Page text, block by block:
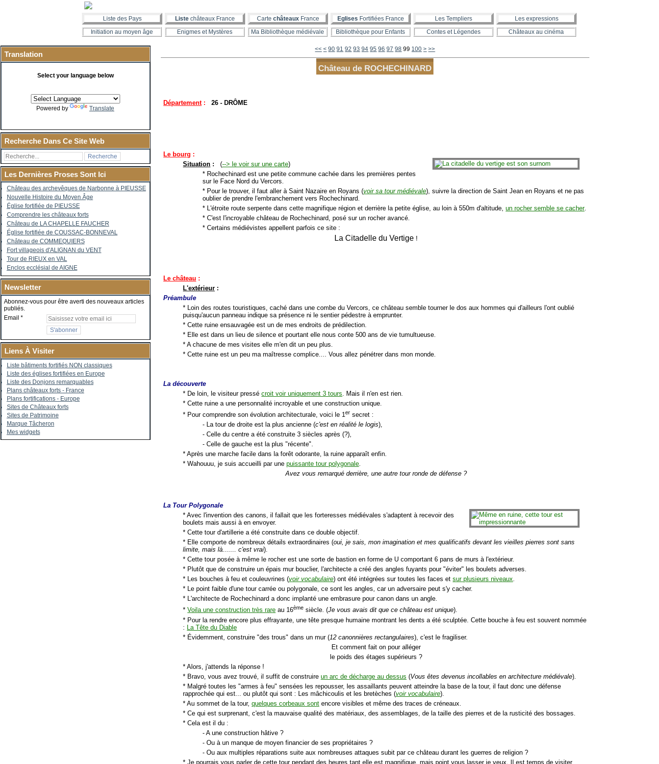
Liste des Pays Liste châteaux France Carte châteauxFrance Eglises Fortifiées France Les Templiers
Les expressions
Initiation au moyen âge
Enigmes et Mystères Ma Bibliothèque médiévale Bibliothèque pour Enfants Contes et Légendes Châteaux au cinéma
Translation
Select your language below
Powered by Translate
Recherche Dans Ce Site Web
Les Dernières Proses Sont Ici
Château des archevêques de Narbonne à PIEUSSE
Nouvelle Histoire du Moyen Âge
Église fortifiée de PIEUSSE
Comprendre les châteaux forts
Château de LA CHAPELLE FAUCHER
Église fortifiée de COUSSAC-BONNEVAL
Château de COMMEQUIERS
Fort villageois d'ALIGNAN du VENT
Tour de RIEUX en VAL
Enclos ecclésial de AIGNE
Newsletter
Abonnez-vous pour être averti des nouveaux articles
publiés.
Email
Liens À Visiter
Liste bâtiments fortifiés NON classiques
Liste des églises fortifiées en Europe
Liste des Donjons remarquables
Plans châteaux forts - France
Plans fortifications - Europe
Sites de Châteaux forts
Sites de Patrimoine
Marque Tâcheron
Mes widgets
<< < 10
20
30
40
50
60
70
80
90 91 92 93 94 95 96 97 98 99 100 > >>
Château de ROCHECHINARD
Département: 26 - DRÔME
Le bourg :
Situation : (--> le voir sur une carte)
* Rochechinard est une petite commune cachée dans les premières pentes
sur le Face Nord du Vercors.
* Pour le trouver, il faut aller à Saint Nazaire en Royans (voir sa tour médiévale), suivre la direction de Saint Jean en Royans et ne pas
oublier de prendre l'embranchement vers Rochechinard.
* L'étroite route serpente dans cette magnifique région et derrière la petite église, au loin à 550m d'altitude,un rocher semble se cacher.
* C'est l'incroyable château de Rochechinard, posé sur un rocher avancé.
* Certains médiévistes appellent parfois ce site :
La Citadelle du Vertige !
Le château :
L'extérieur :
Préambule
* Loin des routes touristiques, caché dans une combe du Vercors, ce château semble tourner le dos aux hommes qui d'ailleurs l'ont oublié
puisqu'aucun panneau indique sa présence ni le sentier pédestre à emprunter.
* Cette ruine ensauvagée est un de mes endroits de prédilection.
* Elle est dans un lieu de silence et pourtant elle nous conte 500 ans de vie tumultueuse.
* A chacune de mes visites elle m'en dit un peu plus.
* Cette ruine est un peu ma maîtresse complice.... Vous allez pénétrer dans mon monde.
La découverte
* De loin, le visiteur pressécroit voir uniquement 3 tours . Mais il n'en est rien.
* Cette ruine a une personnalité incroyable et une construction unique.
* Pour comprendre son évolution architecturale, voici le 1er secret :
- La tour de droite est la plus ancienne (c'est en réalité le logis),
- Celle du centre a été construite 3 siècles après (?),
- Celle de gauche est la plus "récente".
* Après une marche facile dans la forêt odorante, la ruine apparaît enfin.
* Wahouuu, je suis accueilli par unepuissante tour polygonale.
Avez vous remarqué derrière, une autre tour ronde de défense ?
La Tour Polygonale
* Avec l'invention des canons, il fallait que les forteresses médiévales s'adaptent à recevoir des
boulets mais aussi à en envoyer.
* Cette tour d'artillerie a été construite dans ce double objectif.
* Elle comporte de nombreux détails extraordinaires (oui, je sais, mon imagination et mes qualificatifs devant les vieilles pierres sont sans
limite, mais là....... c'est vrai).
* Cette tour posée à même le rocher est une sorte de bastion en forme de U comportant 6 pans de murs à l'extérieur.
* Plutôt que de construire un épais mur bouclier, l'architecte a créé des angles fuyants pour "éviter" les boulets adverses.
* Les bouches à feu et couleuvrines (voir vocabulaire) ont été intégrées sur toutes les faces etsur plusieurs niveaux.
* Le point faible d'une tour carrée ou polygonale, ce sont les angles, car un adversaire peut s'y cacher.
* L'architecte de Rochechinard a donc implanté une embrasure pour canon dans un angle.
*Voila une construction très rare au 16ème siècle. (Je vous avais dit que ce château est unique).
* Pour la rendre encore plus effrayante, une tête presque humaine montrant les dents a été sculptée. Cette bouche à feu est souvent nommée
:
La Tête du Diable
* Évidemment, construire "des trous" dans un mur (12 canonnières rectangulaires), c'est le fragiliser.
Et comment fait on pour alléger
le poids des étages supérieurs ?
* Alors, j'attends la réponse !
* Bravo, vous avez trouvé, il suffit de construireun arc de décharge au dessus (Vous êtes devenus incollables en architecture médiévale).
* Malgré toutes les "armes à feu" sensées les repousser, les assaillants peuvent atteindre la base de la tour, il faut donc une défense
rapprochée qui est... ou plutôt qui sont : Les mâchicoulis et les bretèches (voir vocabulaire).
* Au sommet de la tour,quelques corbeaux sont encore visibles et même des traces de créneaux.
* Ce qui est surprenant, c'est la mauvaise qualité des matériaux, des assemblages, de la taille des pierres et de la rusticité des bossages.
* Cela est il du :
- A une construction hâtive ?
- Ou à un manque de moyen financier de ses propriétaires ?
- Ou aux multiples réparations suite aux nombreuses attaques subit par ce château durant les guerres de religion ?
* Je pourrais vous parler de cette tour pendant des heures tant elle est magnifique, mais point vous lasser je veux. Il est temps de visiter